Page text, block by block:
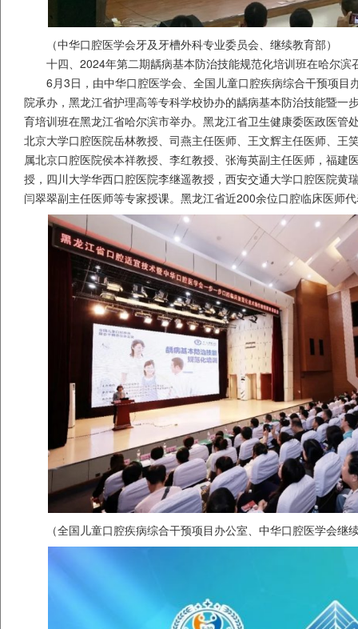
（中华口腔医学会牙及牙槽外科专业委员会、继续教育部）
十四、2024年第二期龋病基本防治技能规范化培训班在哈尔滨
6月3日，由中华口腔医学会、全国儿童口腔疾病综合干预项目
院承办，黑龙江省护理高等专科学校协办的龋病基本防治技能暨一
育培训班在黑龙江省哈尔滨市举办。黑龙江省卫生健康委医政医管
北京大学口腔医院岳林教授、司燕主任医师、王文辉主任医师、王
属北京口腔医院侯本祥教授、李红教授、张海英副主任医师，福建
授，四川大学华西口腔医院李继遥教授，西安交通大学口腔医院黄
闫翠翠副主任医师等专家授课。黑龙江省近200余位口腔临床医师
（全国儿童口腔疾病综合干预项目办公室、中华口腔医学会继